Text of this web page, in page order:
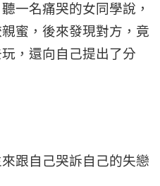
一名痛哭的女同學說，
蜜，後來發現對方，竟
，還向自己提出了分
跟自己哭訴自己的失戀